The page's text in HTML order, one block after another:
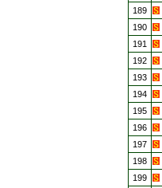
189
190
191
192
193
194
195
196
197
198
199